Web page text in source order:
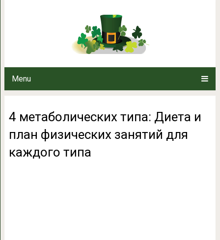
Menu
4 метаболических типа: Диета
4 метаболических типа: Диета и
план физических занятий для
каждого типа